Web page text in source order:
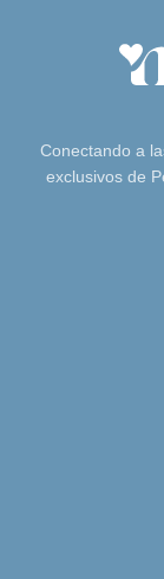
Conectando a
exclusivos de